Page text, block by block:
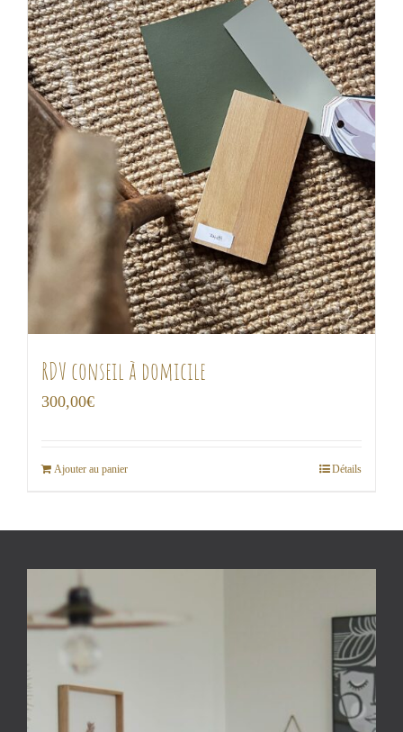
RDV conseil à domicile
300,00€
Ajouter au panier Détails